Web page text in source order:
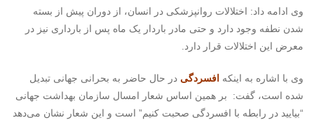
وی ادامه داد: اختلالات روانپزشکی در انسان، از دوران پیش از بسته‌
شدن نطفه وجود دارد و حتی مادر باردار یک ماه پس از بارداری نیز در
معرض این اختلالات قرار دارد.
وی با اشاره به اینکه افسردگی در حال حاضر به بحرانی جهانی تبدیل
شده است، گفت: بر همین اساس شعار امسال سازمان بهداشت جهانی
“بیایید در رابطه با افسردگی صحبت کنیم” است و این شعار نشان می‌دهد